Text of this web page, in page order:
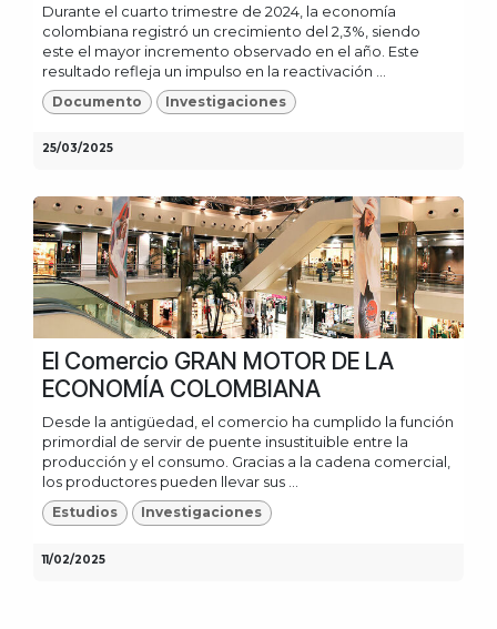
Durante el cuarto trimestre de 2024, la economía
colombiana registró un crecimiento del 2,3%, siendo
este el mayor incremento observado en el año. Este
resultado refleja un impulso en la reactivación ...
Documento Investigaciones
25/03/2025
El Comercio GRAN MOTOR DE LA
ECONOMÍA COLOMBIANA
Desde la antigüedad, el comercio ha cumplido la función
primordial de servir de puente insustituible entre la
producción y el consumo. Gracias a la cadena comercial,
los productores pueden llevar sus ...
Estudios Investigaciones
11/02/2025